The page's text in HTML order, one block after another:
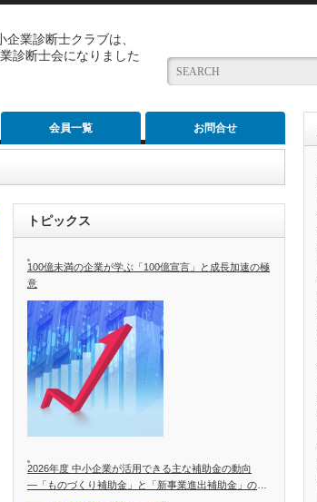
業診断士クラブは、
診断士会になりました
会員一覧 お問合せ
トピックス
100億未満の企業が学ぶ「100億宣言」と成長加速の極
意
2026年度 中小企業が活用できる主な補助金の動向
―「ものづくり補助金」と「新事業進出補助金」の統